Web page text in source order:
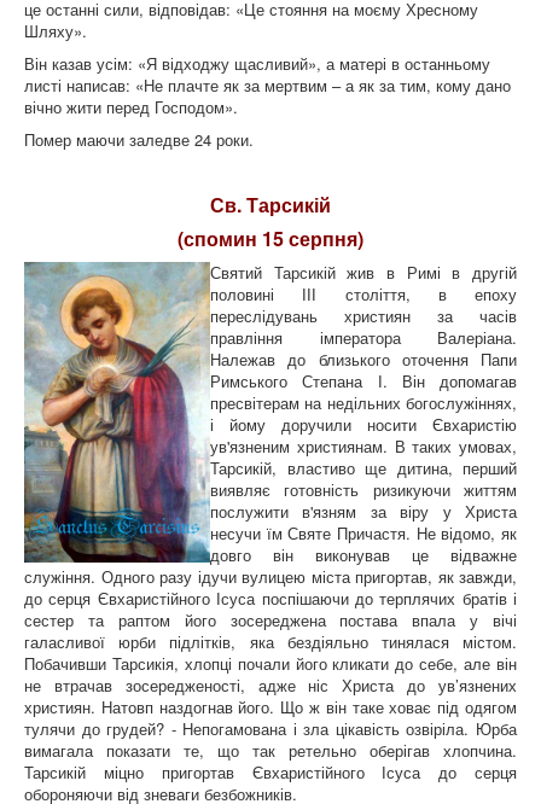
це останні сили, відповідав: «Це стояння на моєму Хресному
Шляху».
Він казав усім: «Я відходжу щасливий», а матері в останньому
листі написав: «Не плачте як за мертвим – а як за тим, кому дано
вічно жити перед Господом».
Помер маючи заледве 24 роки.
Св. Тарсикій
(спомин 15 серпня)
Святий Тарсикій жив в Римі в другій
половині ІІІ століття, в епоху
переслідувань християн за часів
правління імператора Валеріана.
Належав до близького оточення Папи
Римського Степана І. Він допомагав
пресвітерам на недільних богослужіннях,
і йому доручили носити Євхаристію
ув'язненим християнам. В таких умовах,
Тарсикій, властиво ще дитина, перший
виявляє готовність ризикуючи життям
послужити в'язням за віру у Христа
несучи їм Святе Причастя. Не відомо, як
довго він виконував це відважне
служіння. Одного разу ідучи вулицею міста пригортав, як завжди,
до серця Євхаристійного Ісуса поспішаючи до терплячих братів і
сестер та раптом його зосереджена постава впала у вічі
галасливої юрби підлітків, яка бездіяльно тинялася містом.
Побачивши Тарсикія, хлопці почали його кликати до себе, але він
не втрачав зосередженості, адже ніс Христа до ув’язнених
християн. Натовп наздогнав його. Що ж він таке ховає під одягом
тулячи до грудей? - Непогамована і зла цікавість озвіріла. Юрба
вимагала показати те, що так ретельно оберігав хлопчина.
Тарсикій міцно пригортав Євхаристійного Ісуса до серця
обороняючи від зневаги безбожників.